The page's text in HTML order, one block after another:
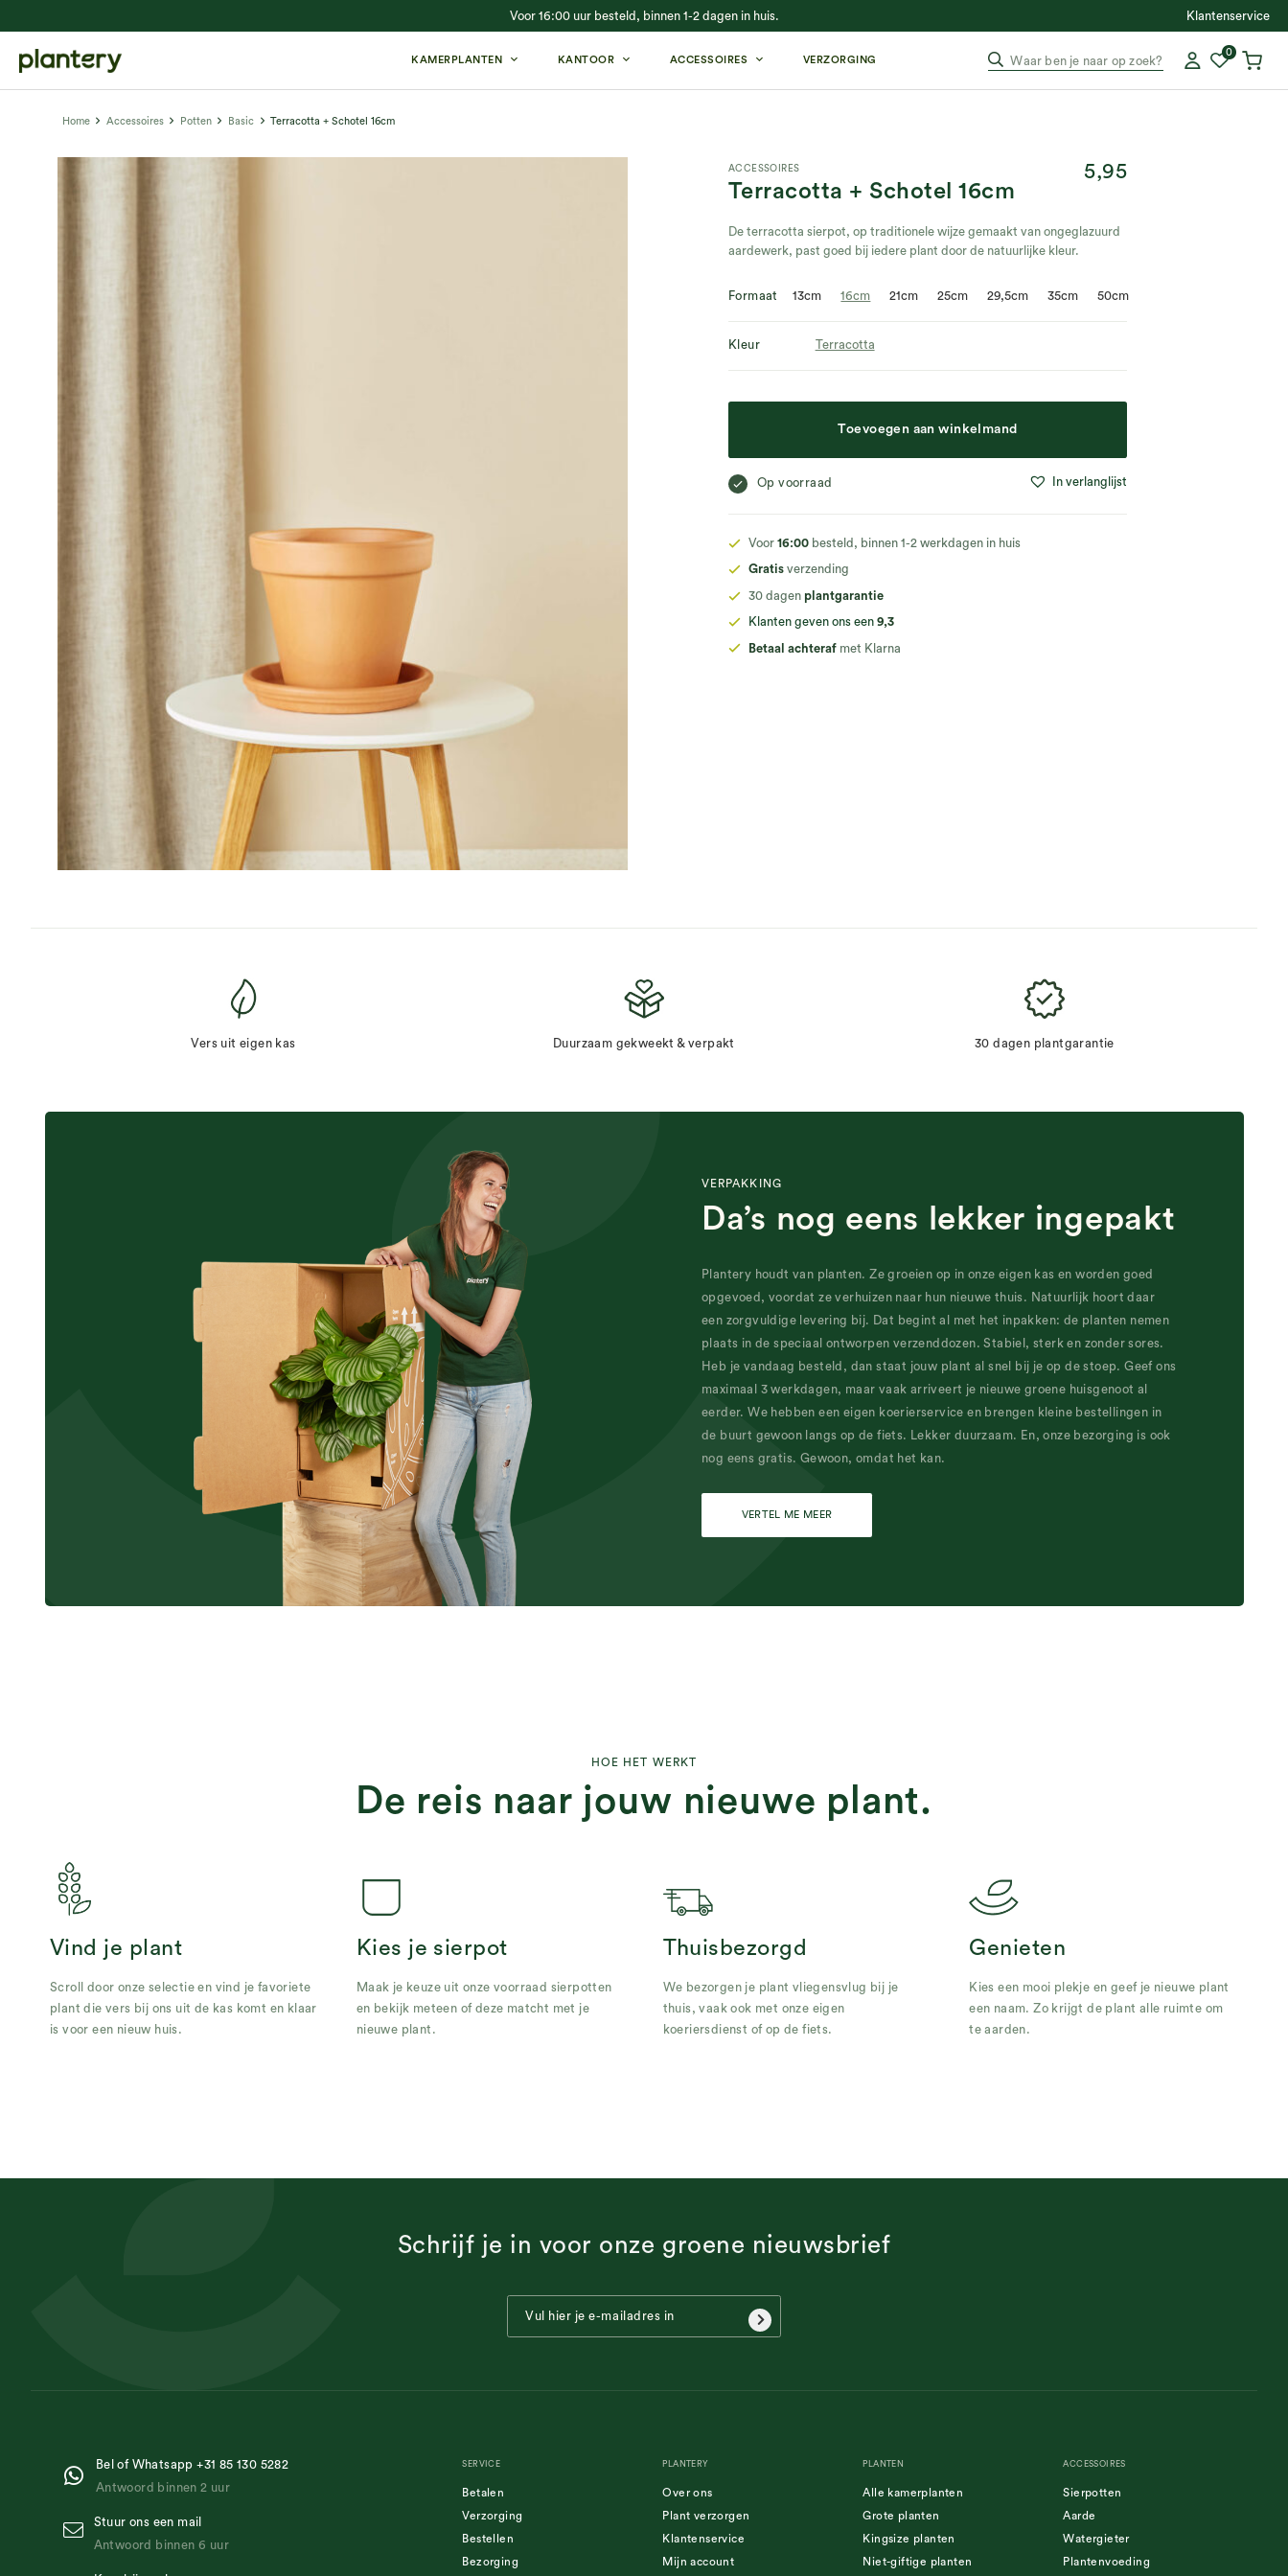
Voor 16:00 uur besteld, binnen 1-2 dagen in huis. Klantenservice
KAMERPLANTEN KANTOOR ACCESSOIRES VERZORGING Waar ben je naar op zoek?
0
Home Accessoires Potten Basic Terracotta + Schotel 16cm
ACCESSOIRES
Terracotta + Schotel 16cm
5,95
De terracotta sierpot, op traditionele wijze gemaakt van ongeglazuurd
aardewerk, past goed bij iedere plant door de natuurlijke kleur.
Formaat 13cm 16cm 21cm 25cm 29,5cm 35cm 50cm
Kleur Terracotta
In verlanglijst
Toevoegen aan winkelmand
Op voorraad
Voor 16:00 besteld, binnen 1-2 werkdagen in huis
Gratis verzending
30 dagen plantgarantie
Klanten geven ons een 9,3
Betaal achteraf met Klarna
Vers uit eigen kas Duurzaam gekweekt & verpakt 30 dagen plantgarantie
VERPAKKING
Da’s nog eens lekker ingepakt
Plantery houdt van planten. Ze groeien op in onze eigen kas en worden goed
opgevoed, voordat ze verhuizen naar hun nieuwe thuis. Natuurlijk hoort daar
een zorgvuldige levering bij. Dat begint al met het inpakken: de planten nemen
plaats in de speciaal ontworpen verzenddozen. Stabiel, sterk en zonder sores.
Heb je vandaag besteld, dan staat jouw plant al snel bij je op de stoep. Geef ons
maximaal 3 werkdagen, maar vaak arriveert je nieuwe groene huisgenoot al
eerder. We hebben een eigen koerierservice en brengen kleine bestellingen in
de buurt gewoon langs op de fiets. Lekker duurzaam. En, onze bezorging is ook
nog eens gratis. Gewoon, omdat het kan.
VERTEL ME MEER
HOE HET WERKT
De reis naar jouw nieuwe plant.
Vind je plant
Scroll door onze selectie en vind je favoriete
plant die vers bij ons uit de kas komt en klaar
is voor een nieuw huis.
Kies je sierpot
Maak je keuze uit onze voorraad sierpotten
en bekijk meteen of deze matcht met je
nieuwe plant.
Thuisbezorgd
We bezorgen je plant vliegensvlug bij je
thuis, vaak ook met onze eigen
koeriersdienst of op de fiets.
Genieten
Kies een mooi plekje en geef je nieuwe plant
een naam. Zo krijgt de plant alle ruimte om
te aarden.
Schrijf je in voor onze groene nieuwsbrief
Bel of Whatsapp +31 85 130 5282
Antwoord binnen 2 uur
Stuur ons een mail
Antwoord binnen 6 uur
SERVICE
Betalen
Verzorging
Bestellen
Bezorging
PLANTERY
Over ons
Plant verzorgen
Klantenservice
Mijn account
PLANTEN
Alle kamerplanten
Grote planten
Kingsize planten
Niet-giftige planten
ACCESSOIRES
Sierpotten
Aarde
Watergieter
Plantenvoeding